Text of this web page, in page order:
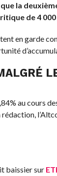
la
de 4 000
en garde
au cours
baissier sur